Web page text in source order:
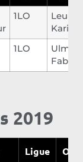
1LO
Leuppi
Karim
1LO
Fabian
2019
Ligue